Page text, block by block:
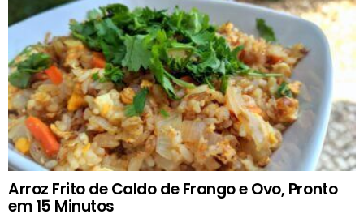
Arroz Frito de Caldo de Frango e Ovo, Pronto
em 15 Minutos